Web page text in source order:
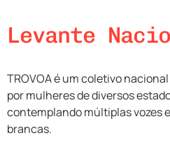
Levante
TROVOA é um coletivo
por mulheres de diversos
contemplando múltiplas vozes
brancas.